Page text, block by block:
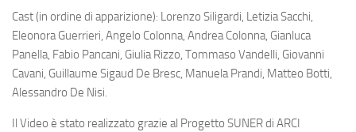
Cast (in ordine di apparizione): Lorenzo Siligardi, Letizia Sacchi,
Eleonora Guerrieri, Angelo Colonna, Andrea Colonna, Gianluca
Panella, Fabio Pancani, Giulia Rizzo, Tommaso Vandelli, Giovanni
Cavani, Guillaume Sigaud De Bresc, Manuela Prandi, Matteo Botti,
Alessandro De Nisi.
Il Video è stato realizzato grazie al Progetto SUNER di ARCI